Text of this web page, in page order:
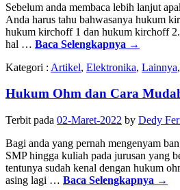
Sebelum anda membaca lebih lanjut
Anda harus tahu bahwasanya hukum
hukum kirchoff 1 dan hukum kirchoff
hal … Baca Selengkapnya →
Kategori : Artikel, Elektronika, Lainnya,
Hukum Ohm dan Cara
Terbit pada 02-Maret-2022 by Dedy
Bagi anda yang pernah mengenyam
SMP hingga kuliah pada jurusan yang
tentunya sudah kenal dengan hukum
asing lagi … Baca Selengkapnya →